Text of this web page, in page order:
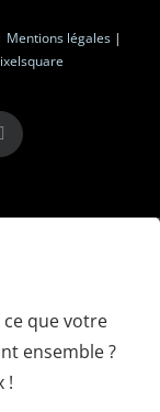
Mentions légales |
que votre
ensemble ?
!